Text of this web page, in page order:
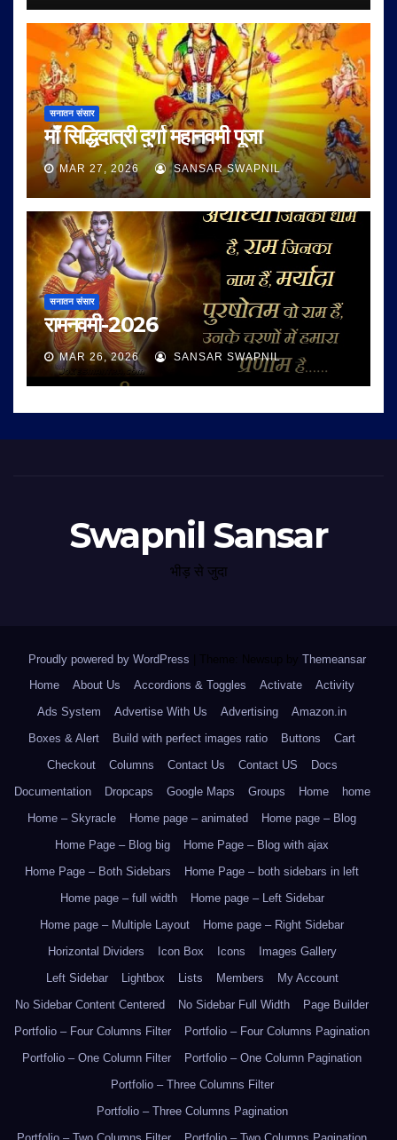
सनातन संसार
माँ सिद्धिदात्री दुर्गा महानवमी पूजा
MAR 27, 2026 SANSAR SWAPNIL
सनातन संसार
रामनवमी-2026
MAR 26, 2026 SANSAR SWAPNIL
Swapnil Sansar
भीड़ से जुदा
Proudly powered by WordPress Theme: Newsup by Themeansar.
Home
About Us Accordions & Toggles Activate
Activity
Ads System
Advertise With Us Advertising
Amazon.in
Boxes & Alert
Build with perfect images ratio Buttons
Cart
Checkout
Columns Contact Us Contact US
Docs
Documentation
Dropcaps Google Maps Groups Home
home
Home – Skyracle
Home page – animated
Home page – Blog
Home Page – Blog big
Home Page – Blog with ajax
Home Page – Both Sidebars
Home Page – both sidebars in left
Home page – full width
Home page – Left Sidebar
Home page – Multiple Layout
Home page – Right Sidebar
Horizontal Dividers
Icon Box Icons
Images Gallery
Left Sidebar
Lightbox Lists Members
My Account
No Sidebar Content Centered
No Sidebar Full Width
Page Builder
Portfolio – Four Columns Filter
Portfolio – Four Columns Pagination
Portfolio – One Column Filter
Portfolio – One Column Pagination
Portfolio – Three Columns Filter
Portfolio – Three Columns Pagination